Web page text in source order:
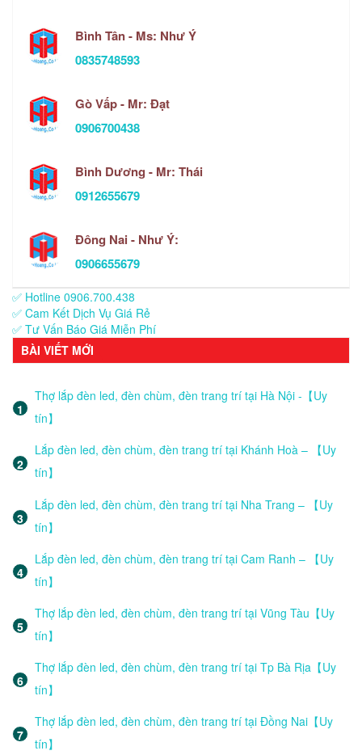
Bình Tân - Ms: Như Ý
0835748593
Gò Vấp - Mr: Đạt
0906700438
Bình Dương - Mr: Thái
0912655679
Đông Nai - Như Ý:
0906655679
✅ Hotline 0906.700.438
✅ Cam Kết Dịch Vụ Giá Rẻ
✅ Tư Vấn Báo Giá Miễn Phí
BÀI VIẾT MỚI
Thợ lắp đèn led, đèn chùm, đèn trang trí tại Hà Nội -【Uy
tín】
Lắp đèn led, đèn chùm, đèn trang trí tại Khánh Hoà – 【Uy
tín】
Lắp đèn led, đèn chùm, đèn trang trí tại Nha Trang – 【Uy
tín】
Lắp đèn led, đèn chùm, đèn trang trí tại Cam Ranh – 【Uy
tín】
Thợ lắp đèn led, đèn chùm, đèn trang trí tại Vũng Tàu【Uy
tín】
Thợ lắp đèn led, đèn chùm, đèn trang trí tại Tp Bà Rịa【Uy
tín】
Thợ lắp đèn led, đèn chùm, đèn trang trí tại Đồng Nai【Uy
tín】